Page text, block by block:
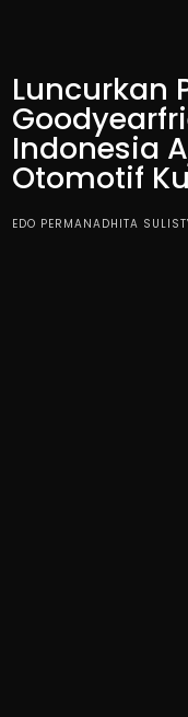
Luncurkan
Indonesia
Otomotif
EDO PERMANADHITA